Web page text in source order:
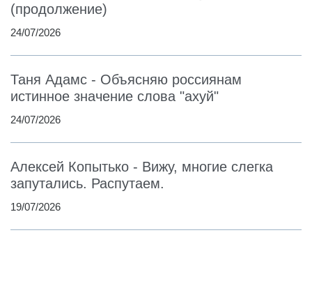
(продолжение)
24/07/2026
Таня Адамс - Объясняю россиянам
истинное значение слова "ахуй"
24/07/2026
Алексей Копытько - Вижу, многие слегка
запутались. Распутаем.
19/07/2026